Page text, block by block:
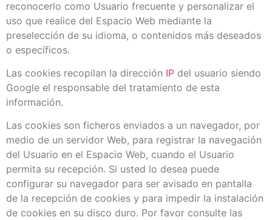
reconocerlo como Usuario frecuente y personalizar el
uso que realice del Espacio Web mediante la
preselección de su idioma, o contenidos más deseados
o específicos.
Las cookies recopilan la dirección IP del usuario siendo
Google el responsable del tratamiento de esta
información.
Las cookies son ficheros enviados a un navegador, por
medio de un servidor Web, para registrar la navegación
del Usuario en el Espacio Web, cuando el Usuario
permita su recepción. Si usted lo desea puede
configurar su navegador para ser avisado en pantalla
de la recepción de cookies y para impedir la instalación
de cookies en su disco duro. Por favor consulte las